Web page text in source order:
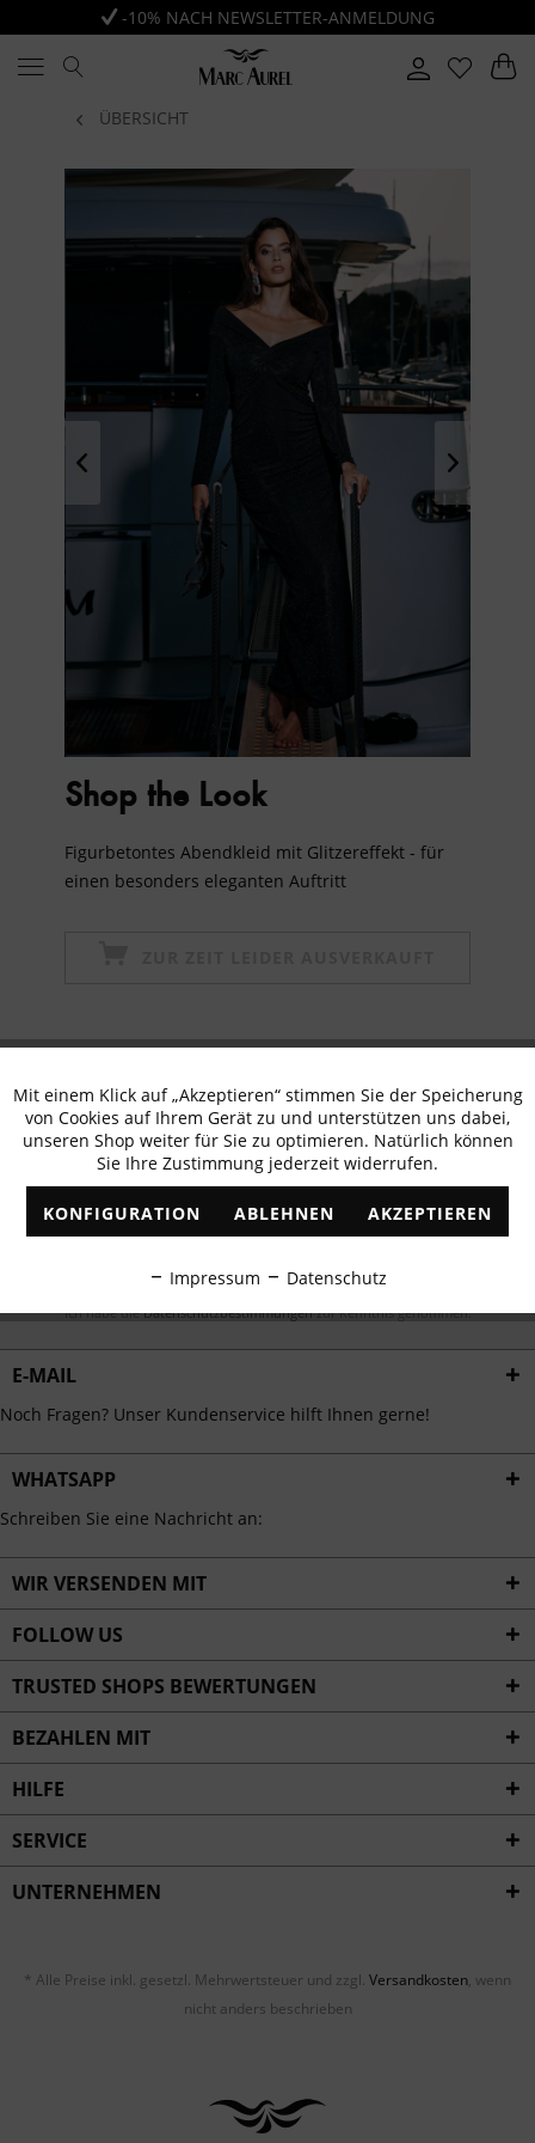
-10% NACH NEWSLETTER-ANMELDUNG
ÜBERSICHT
Shop the Look
Figurbetontes Abendkleid mit Glitzereffekt - für
einen besonders eleganten Auftritt
erhalten
✓ Exklusive Angebote ✓ Die aktuellsten Trends
ABONNIEREN
Ich habe dieDatenschutzbestimmungenzur Kenntnis genommen.
E-MAIL
Noch Fragen? Unser Kundenservice hilft Ihnen gerne!
WHATSAPP
Schreiben Sie eine Nachricht an:
WIR VERSENDEN MIT
FOLLOW US
TRUSTED SHOPS BEWERTUNGEN
BEZAHLEN MIT
HILFE
SERVICE
UNTERNEHMEN
* Alle Preise inkl. gesetzl. Mehrwertsteuer und zzgl. Versandkosten, wenn
nicht anders beschrieben
Funktionale Aktiv
Marketing Inaktiv
Tracking Inaktiv
Personalisierung Inaktiv
Service
Mit einem Klick auf „Akzeptieren“ stimmen Sie der Speicherung
von Cookies auf Ihrem Gerät zu und unterstützen uns dabei,
unseren Shop weiter für Sie zu optimieren. Natürlich können
Sie Ihre Zustimmung jederzeit widerrufen.
KONFIGURATION ABLEHNEN AKZEPTIEREN
Impressum Datenschutz